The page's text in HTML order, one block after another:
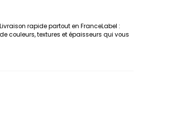
rapide partout en FranceLabel :
couleurs, textures et épaisseurs qui vous